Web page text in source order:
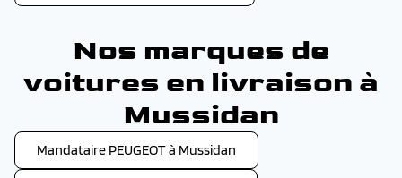
Nos marques de
voitures en livraison à
Mussidan
Mandataire PEUGEOT à Mussidan